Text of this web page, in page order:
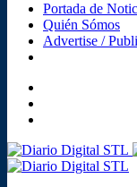
Portada de
Quién Sómos
Advertise /